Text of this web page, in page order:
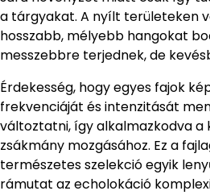
a tárgyakat. A nyílt területeken
hosszabb, mélyebb hangokat
messzebbre terjednek, de
Érdekesség, hogy egyes fajok
frekvenciáját és intenzitását
változtatni, így alkalmazkodva a
zsákmány mozgásához. Ez a
természetes szelekció egyik
rámutat az echolokáció